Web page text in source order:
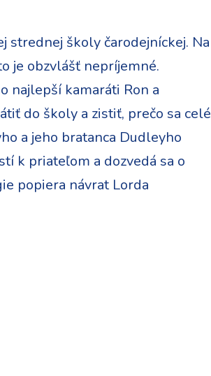
strednej školy čarodejníckej. Na
je obzvlášť nepríjemné.
najlepší kamaráti Ron a
do školy a zistiť, prečo sa celé
a jeho bratanca Dudleyho
k priateľom a dozvedá sa o
popiera návrat Lorda